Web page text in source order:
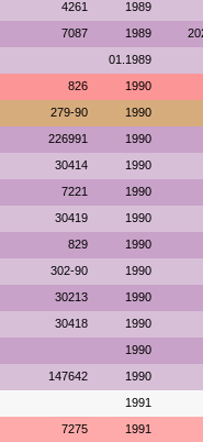
4261 1989
7087 1989
01.1989
826 1990
279-90 1990
226991 1990
30414 1990
7221 1990
30419 1990
829 1990
302-90 1990
30213 1990
30418 1990
1990
147642 1990
1991
7275 1991